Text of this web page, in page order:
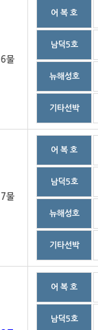
6물
어 복 호
남덕5호
뉴해성호
기타선박
7물
어 복 호
남덕5호
뉴해성호
기타선박
어 복 호
남덕5호